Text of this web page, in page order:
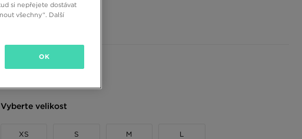
1490 Kč
Vyberte velikost
XS S M L
si nepřejete dostávat
všechny“. Další
OK